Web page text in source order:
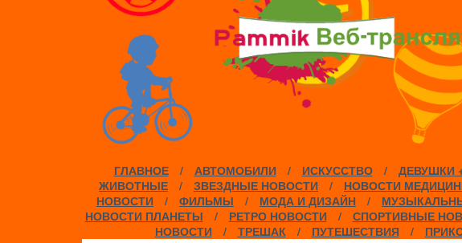
ГЛАВНОЕ / АВТОМОБИЛИ / ИСКУССТВО / ДЕВУШКИ
ЖИВОТНЫЕ
/ ЗВЕЗДНЫЕ НОВОСТИ / НОВОСТИ
НОВОСТИ
/ ФИЛЬМЫ / МОДА И ДИЗАЙН /
НОВОСТИ ПЛАНЕТЫ
/ РЕТРО НОВОСТИ / СПОРТИВНЫЕ
НОВОСТИ
/ ТРЕШАК / ПУТЕШЕСТВИЯ /